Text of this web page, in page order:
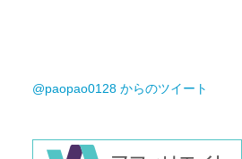
@paopao0128 からのツイート